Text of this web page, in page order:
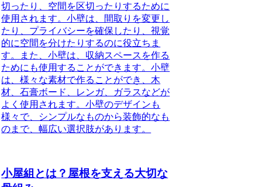
切ったり、空間を区切ったりするために
使用されます。小壁は、間取りを変更し
たり、プライバシーを確保したり、視覚
的に空間を分けたりするのに役立ちま
す。また、小壁は、収納スペースを作る
ためにも使用することができます。小壁
は、様々な素材で作ることができ、木
材、石膏ボード、レンガ、ガラスなどが
よく使用されます。小壁のデザインも
様々で、シンプルなものから装飾的なも
のまで、幅広い選択肢があります。
小屋組とは？屋根を支える大切な